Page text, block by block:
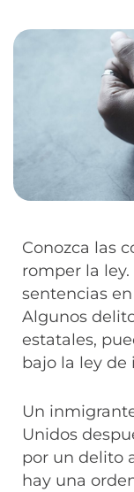
Conozca las
romper la
sentencias
Algunos
estatales,
bajo la ley de
Un
Unidos
por un delito
hay una